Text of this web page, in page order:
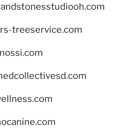
treeservice.com